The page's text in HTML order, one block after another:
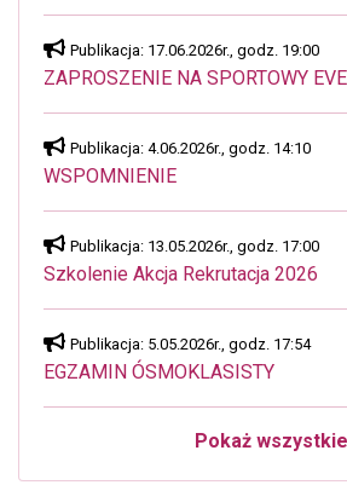
Publikacja: 17.06.2026r., godz. 19:00
ZAPROSZENIE NA SPORTOWY
Publikacja: 4.06.2026r., godz. 14:10
WSPOMNIENIE
Publikacja: 13.05.2026r., godz. 17:00
Szkolenie Akcja Rekrutacja 2026
Publikacja: 5.05.2026r., godz. 17:54
EGZAMIN ÓSMOKLASISTY
Pokaż wszystkie